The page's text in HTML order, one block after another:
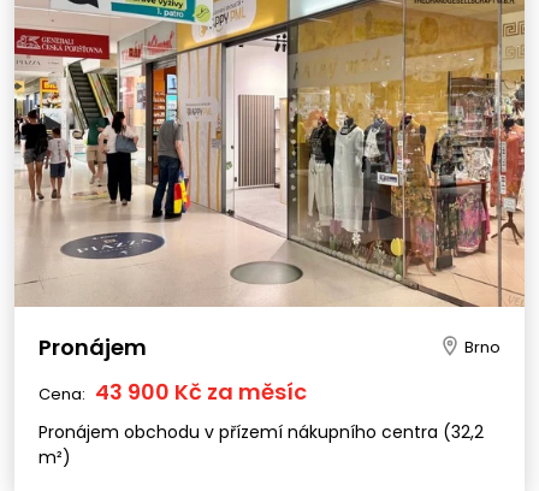
Pronájem Brno
Cena: 43 900 Kč za měsíc
Pronájem obchodu v přízemí nákupního centra (32,2
m²)